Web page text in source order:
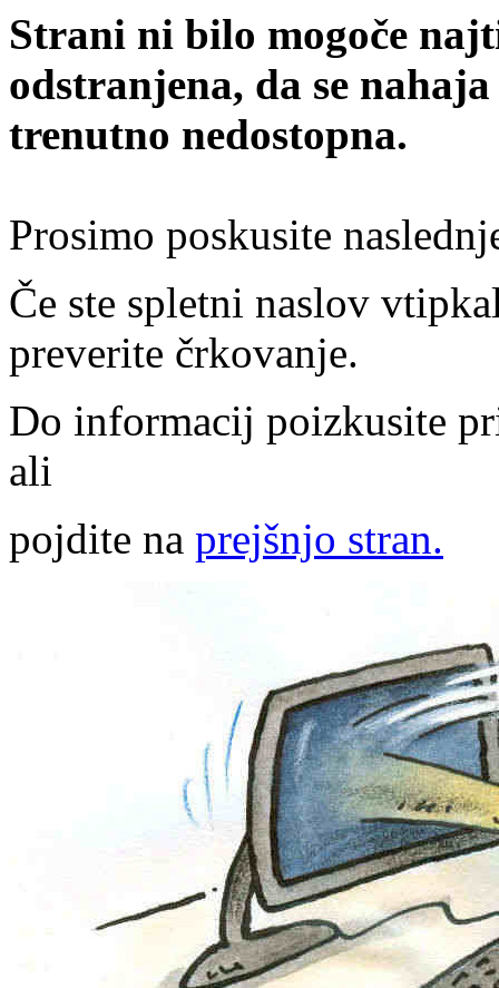
Strani ni bilo mogoče
odstranjena, da se
trenutno nedostopna.
Prosimo poskusite
Če ste spletni naslov
preverite črkovanje.
Do informacij poizkusite
ali
pojdite na prejšnjo stran.